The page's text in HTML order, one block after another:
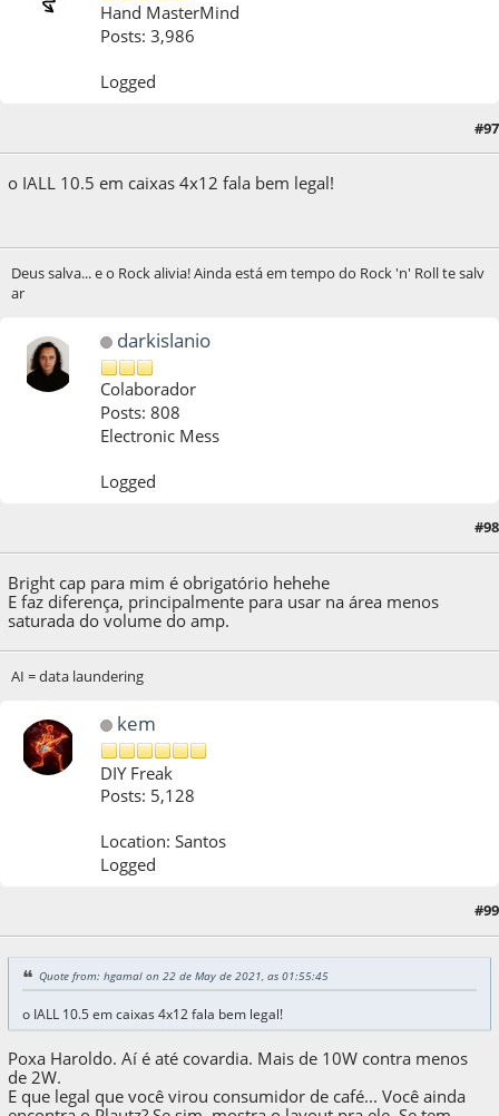
Hand MasterMind
Posts: 3,986
Logged
#97
o IALL 10.5 em caixas 4x12 fala bem legal!
Deus salva... e o Rock alivia! Ainda está em tempo do Rock 'n' Roll te salv
ar
darkislanio
Colaborador
Posts: 808
Electronic Mess
Logged
#98
Bright cap para mim é obrigatório hehehe
E faz diferença, principalmente para usar na área menos
saturada do volume do amp.
AI = data laundering
kem
DIY Freak
Posts: 5,128
Location: Santos
Logged
: 22 de May de 2021, as 03:27:16 by kem#99
Quote from: hgamal on 22 de May de 2021, as 01:55:45
o IALL 10.5 em caixas 4x12 fala bem legal!
Poxa Haroldo. Aí é até covardia. Mais de 10W contra menos
de 2W.
E que legal que você virou consumidor de café... Você ainda